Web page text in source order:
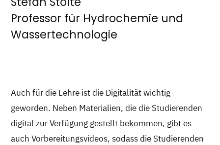
Professor für Hydrochemie und
Wassertechnologie
Auch für die Lehre ist die Digitalität wichtig
geworden. Neben Materialien, die die Studierenden
digital zur Verfügung gestellt bekommen, gibt es
auch Vorbereitungsvideos, sodass die Studierenden